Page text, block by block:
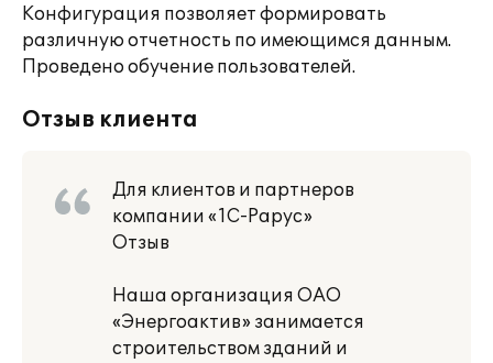
Конфигурация позволяет формировать
различную отчетность по имеющимся данным.
Проведено обучение пользователей.
Отзыв клиента
Для клиентов и партнеров
компании «1С-Рарус»
Отзыв
Наша организация ОАО
«Энергоактив» занимается
строительством зданий и